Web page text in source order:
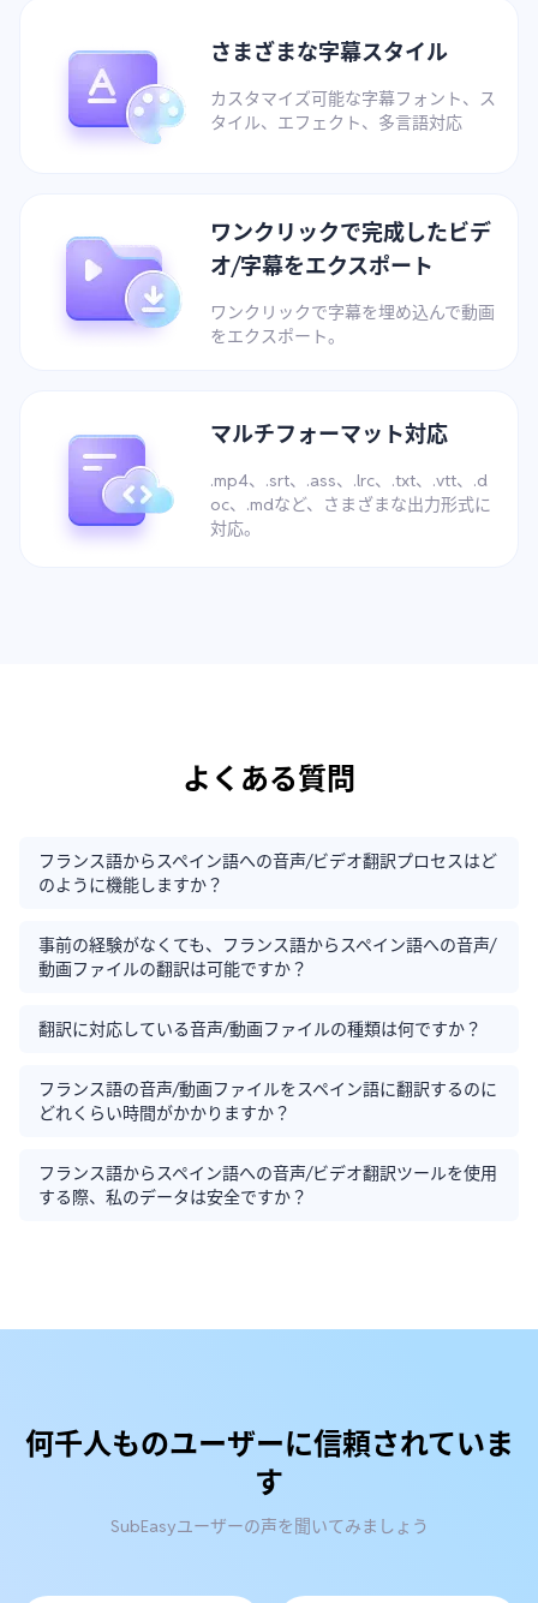
さまざまな字幕スタイル
カスタマイズ可能な字幕フォント、ス
タイル、エフェクト、多言語対応
ワンクリックで完成したビデ
オ/字幕をエクスポート
ワンクリックで字幕を埋め込んで動画
をエクスポート。
マルチフォーマット対応
.mp4、.srt、.ass、.lrc、.txt、.vtt、.d
oc、.mdなど、さまざまな出力形式に
対応。
よくある質問
フランス語からスペイン語への音声/ビデオ翻訳プロセスはど
のように機能しますか？
事前の経験がなくても、フランス語からスペイン語への音声/
動画ファイルの翻訳は可能ですか？
翻訳に対応している音声/動画ファイルの種類は何ですか？
フランス語の音声/動画ファイルをスペイン語に翻訳するのに
どれくらい時間がかかりますか？
フランス語からスペイン語への音声/ビデオ翻訳ツールを使用
する際、私のデータは安全ですか？
何千人ものユーザーに信頼されていま
す
SubEasyユーザーの声を聞いてみましょう